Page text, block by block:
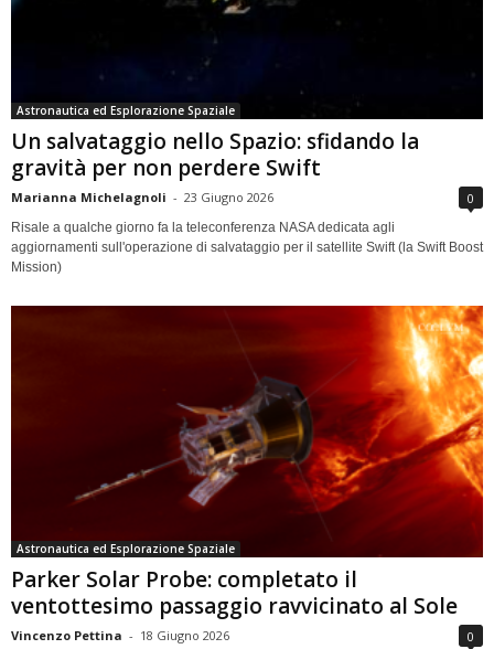
Astronautica ed Esplorazione Spaziale
Un salvataggio nello Spazio: sfidando la
gravità per non perdere Swift
Marianna Michelagnoli - 23 Giugno 2026 0
Risale a qualche giorno fa la teleconferenza NASA dedicata agli
aggiornamenti sull'operazione di salvataggio per il satellite Swift (la Swift Boost
Mission)
Astronautica ed Esplorazione Spaziale
Parker Solar Probe: completato il
ventottesimo passaggio ravvicinato al Sole
Vincenzo Pettina - 18 Giugno 2026 0